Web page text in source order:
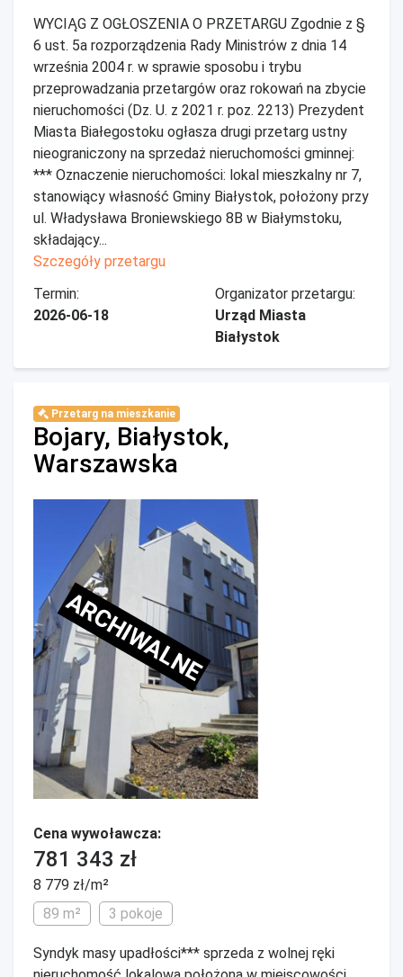
WYCIĄG Z OGŁOSZENIA O PRZETARGU Zgodnie z §
6 ust. 5a rozporządzenia Rady Ministrów z dnia 14
września 2004 r. w sprawie sposobu i trybu
przeprowadzania przetargów oraz rokowań na zbycie
nieruchomości (Dz. U. z 2021 r. poz. 2213) Prezydent
Miasta Białegostoku ogłasza drugi przetarg ustny
nieograniczony na sprzedaż nieruchomości gminnej:
*** Oznaczenie nieruchomości: lokal mieszkalny nr 7,
stanowiący własność Gminy Białystok, położony przy
ul. Władysława Broniewskiego 8B w Białymstoku,
składający...
Szczegóły przetargu
Termin:
2026-06-18
Organizator przetargu:
Urząd Miasta
Białystok
Przetarg na mieszkanie
Bojary, Białystok,
Warszawska
ARCHIWALNE
Cena wywoławcza:
781 343 zł
8 779 zł/m²
89 m²
3 pokoje
Syndyk masy upadłości*** sprzeda z wolnej ręki